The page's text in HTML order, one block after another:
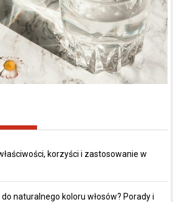
korzyści i zastosowanie w
naturalnego koloru włosów? Porady i